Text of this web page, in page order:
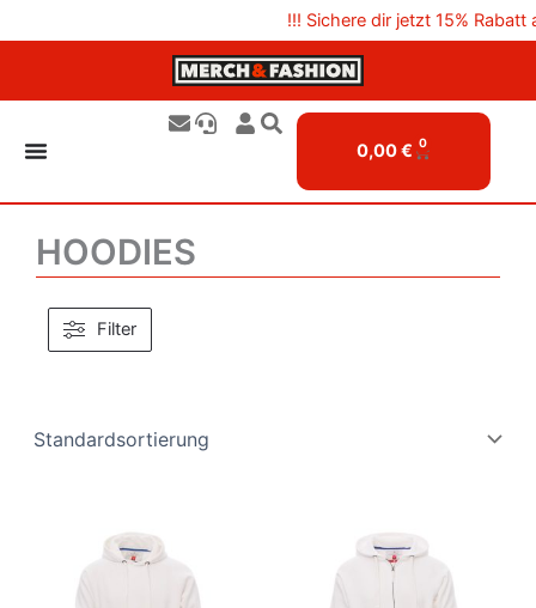
springen
!!! Sichere dir jetzt 15% Rabatt
0,00€ 0
Cart
HOODIES
Filter